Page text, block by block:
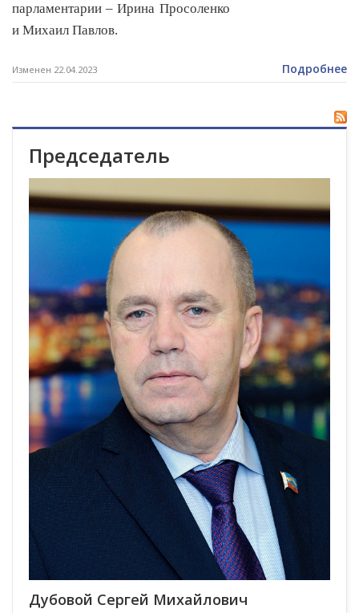
парламентарии – Ирина Просоленко
и Михаил Павлов.
Изменен 22.04.2023 Подробнее
Председатель
Дубовой Сергей Михайлович